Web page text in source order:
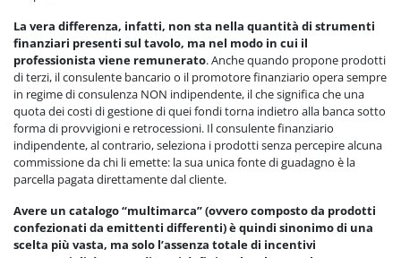
La vera differenza, infatti, non sta nella quantità di strumenti
finanziari presenti sul tavolo, ma nel modo in cui il
professionista viene remunerato. Anche quando propone prodotti
di terzi, il consulente bancario o il promotore finanziario opera sempre
in regime di consulenza NON indipendente, il che significa che una
quota dei costi di gestione di quei fondi torna indietro alla banca sotto
forma di provvigioni e retrocessioni. Il consulente finanziario
indipendente, al contrario, seleziona i prodotti senza percepire alcuna
commissione da chi li emette: la sua unica fonte di guadagno è la
parcella pagata direttamente dal cliente.
Avere un catalogo “multimarca” (ovvero composto da prodotti
confezionati da emittenti differenti) è quindi sinonimo di una
scelta più vasta, ma solo l’assenza totale di incentivi